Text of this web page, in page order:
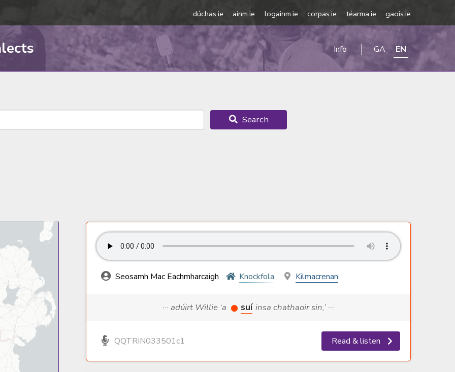
dúchas.ie ainm.ie logainm.ie corpas.ie téarma.ie gaois.ie
Info GA EN
Search
Seosamh Mac Eachmharcaigh Knockfola Kilmacrenan
··· adúirt Willie ‘a suí insa chathaoir sin,’ ···
QQTRIN033501c1 Read & listen